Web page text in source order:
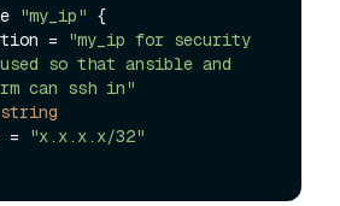
"my_ip" {
=
"my_ip for security
so that ansible and
can ssh in"
string
=
"x.x.x.x/32"